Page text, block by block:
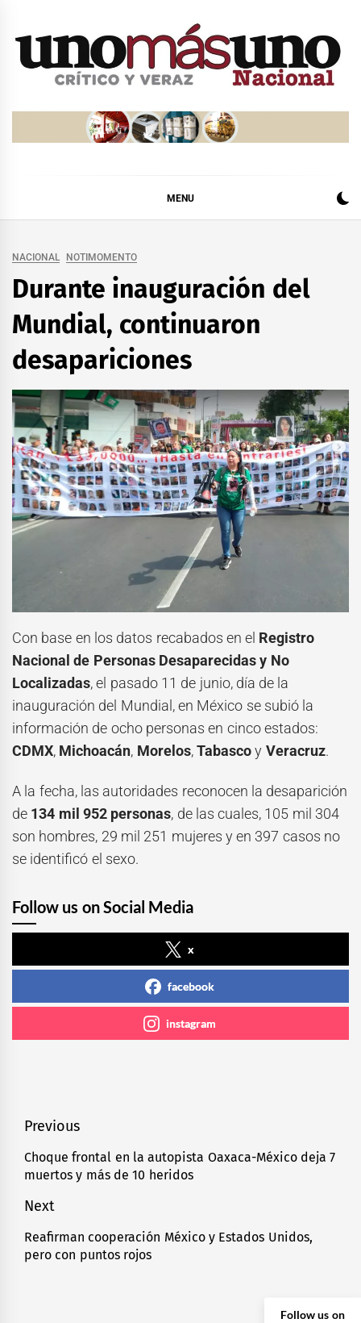
MENU
NACIONAL NOTIMOMENTO
Durante inauguración del
Mundial, continuaron
desapariciones
Con base en los datos recabados en el Registro
Nacional de Personas Desaparecidas y No
Localizadas, el pasado 11 de junio, día de la
inauguración del Mundial, en México se subió la
información de ocho personas en cinco estados:
CDMX, Michoacán, Morelos,Tabascoy Veracruz.
A la fecha, las autoridades reconocen la desaparición
de 134 mil 952 personas, de las cuales, 105 mil 304
son hombres, 29 mil 251 mujeres y en 397 casos no
se identificó el sexo.
Follow us on Social Media
x
facebook
instagram
Navegación
de
entradas
Previous
Previous
post:
Choque frontal en la autopista Oaxaca-México deja 7
muertos y más de 10 heridos
Next
Next
post:
Reafirman cooperación México y Estados Unidos,
pero con puntos rojos
Follow us on